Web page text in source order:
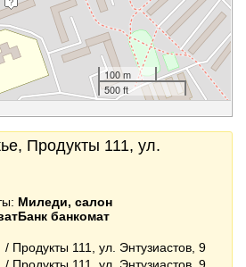
100 m
500 ft
Продукты 111, ул.
Миледи, салон
банкомат
/ Продукты 111, ул. Энтузиастов, 9